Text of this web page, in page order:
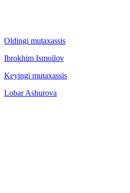
Oldingi mutaxassis
Ibrokhim Ismoilov
Keyingi mutaxassis
Lobar Ashurova